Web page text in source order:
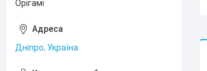
Орігамі
Дніпро, Україна